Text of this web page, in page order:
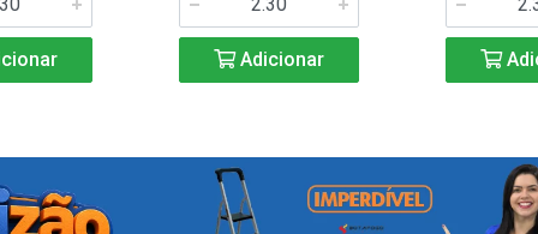
Adicionar